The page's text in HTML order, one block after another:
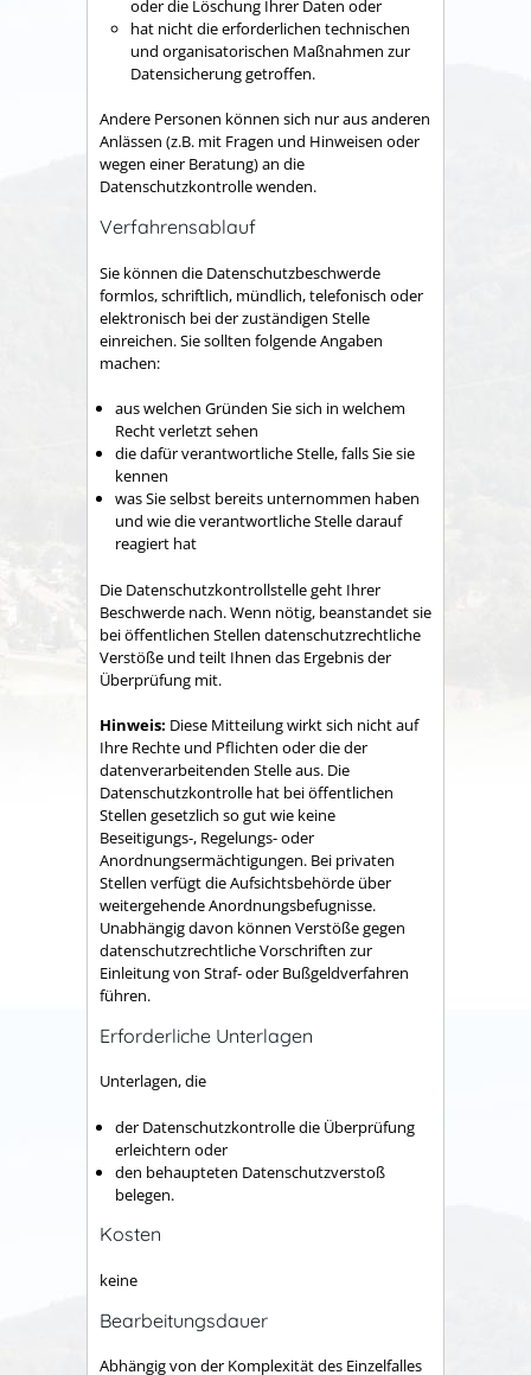
oder die Löschung Ihrer Daten oder
hat nicht die erforderlichen technischen
und organisatorischen Maßnahmen zur
Datensicherung getroffen.
Andere Personen können sich nur aus anderen
Anlässen (z.B. mit Fragen und Hinweisen oder
wegen einer Beratung) an die
Datenschutzkontrolle wenden.
Verfahrensablauf
Sie können die Datenschutzbeschwerde
formlos, schriftlich, mündlich, telefonisch oder
elektronisch bei der zuständigen Stelle
einreichen. Sie sollten folgende Angaben
machen:
aus welchen Gründen Sie sich in welchem
Recht verletzt sehen
die dafür verantwortliche Stelle, falls Sie sie
kennen
was Sie selbst bereits unternommen haben
und wie die verantwortliche Stelle darauf
reagiert hat
Die Datenschutzkontrollstelle geht Ihrer
Beschwerde nach. Wenn nötig, beanstandet sie
bei öffentlichen Stellen datenschutzrechtliche
Verstöße und teilt Ihnen das Ergebnis der
Überprüfung mit.
Hinweis: Diese Mitteilung wirkt sich nicht auf
Ihre Rechte und Pflichten oder die der
datenverarbeitenden Stelle aus. Die
Datenschutzkontrolle hat bei öffentlichen
Stellen gesetzlich so gut wie keine
Beseitigungs-, Regelungs- oder
Anordnungsermächtigungen. Bei privaten
Stellen verfügt die Aufsichtsbehörde über
weitergehende Anordnungsbefugnisse.
Unabhängig davon können Verstöße gegen
datenschutzrechtliche Vorschriften zur
Einleitung von Straf- oder Bußgeldverfahren
führen.
Erforderliche Unterlagen
Unterlagen, die
der Datenschutzkontrolle die Überprüfung
erleichtern oder
den behaupteten Datenschutzverstoß
belegen.
Kosten
keine
Bearbeitungsdauer
Abhängig von der Komplexität des Einzelfalles